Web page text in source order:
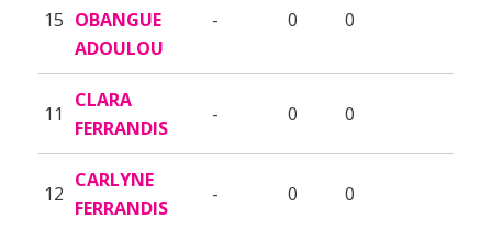
15 OBANGUE
ADOULOU
- 0 0
11
CLARA
FERRANDIS
- 0 0
12
CARLYNE
FERRANDIS
- 0 0